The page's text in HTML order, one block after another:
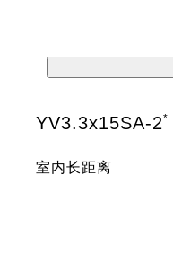
YV3.3x15SA-2*
室内长距离